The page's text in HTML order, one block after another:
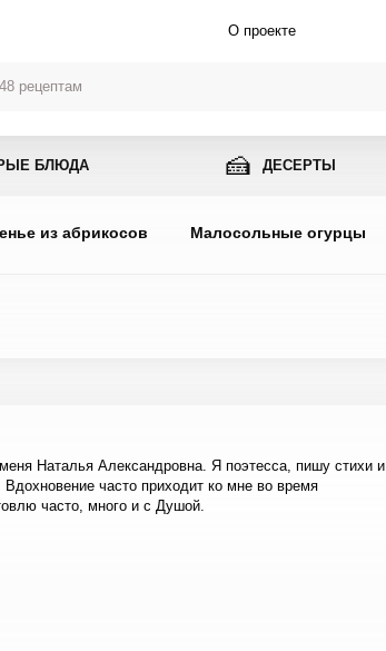
О проекте
БЛЮДА 🍰 ДЕСЕРТЫ
из абрикосов Малосольные огурцы
Наталья Александровна. Я поэтесса, пишу стихи и
часто приходит ко мне во время
часто, много и с Душой.